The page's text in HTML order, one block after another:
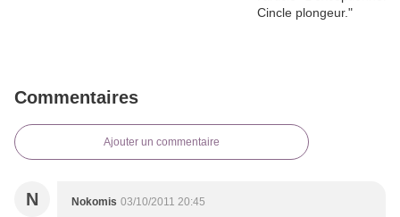
Commentaires
Ajouter un commentaire
N Nokomis 03/10/2011 20:45